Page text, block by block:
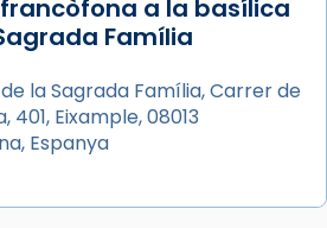
seves. I l’any 1667, el
Roig, afirma en una obra
filles de l’antiga Iluro.
les relíq
a la basílica
Família
la Sagrada Família, Carrer de
401, Eixample, 08013
Espanya